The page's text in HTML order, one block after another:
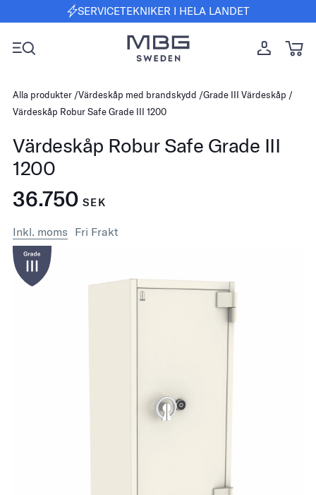
SERVICETEKNIKER I HELA LANDET
Alla produkter Värdeskåp med brandskydd
Grade III Värdeskåp
Värdeskåp Robur Safe Grade III 1200
Värdeskåp Robur Safe Grade III
1200
36.750 SEK
Inkl. moms Fri Frakt